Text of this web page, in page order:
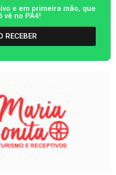
e em primeira mão, que
vê no PA4!
RECEBER